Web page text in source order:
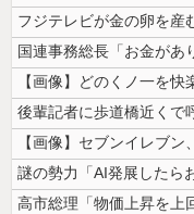
【画像】どのくノ一を
【画像】セブンイレブ